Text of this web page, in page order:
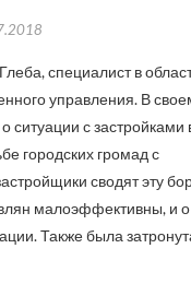
специалист в
управления. В
ситуации с застройками
городских громад с
сводят эту
малоэффективны, и о
Также была